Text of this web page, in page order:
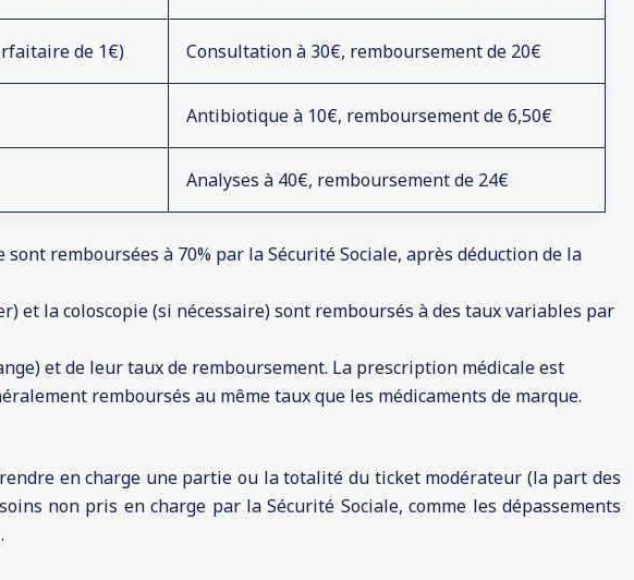
de 1€) Consultation à 30€, remboursement de 20€
Antibiotique à 10€, remboursement de 6,50€
Analyses à 40€, remboursement de 24€
remboursées à 70% par la Sécurité Sociale, après déduction de la
et la coloscopie (si nécessaire) sont remboursés à des taux variables par
et de leur taux de remboursement. La prescription médicale est
remboursés au même taux que les médicaments de marque.
en charge une partie ou la totalité du ticket modérateur (la part des
non pris en charge par la Sécurité Sociale, comme les dépassements